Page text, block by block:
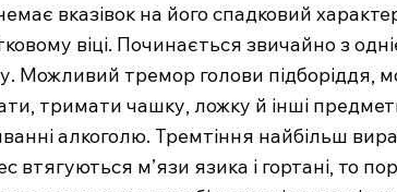
вказівок на його спадковий
віці. Починається звичайно з
тремор голови підборіддя,
тримати чашку, ложку й інші
алкоголю. Тремтіння найбільш
втягуються м’язи язика і гортані, то